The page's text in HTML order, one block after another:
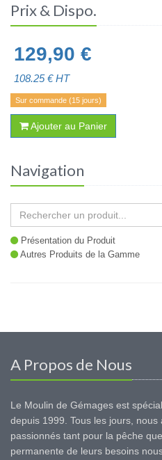
Prix & Dispo.
129,90 €
108.25€ HT
Sur commande (15 jours)
Ajouter au Panier
Navigation
Présentation du Produit
Autres Produits de la Gamme
A Propos de Nous
Le Moulin de Gémages est
depuis 1999. Tous les jours,
passionnés tant pour la pêche
permanente de leurs besoins